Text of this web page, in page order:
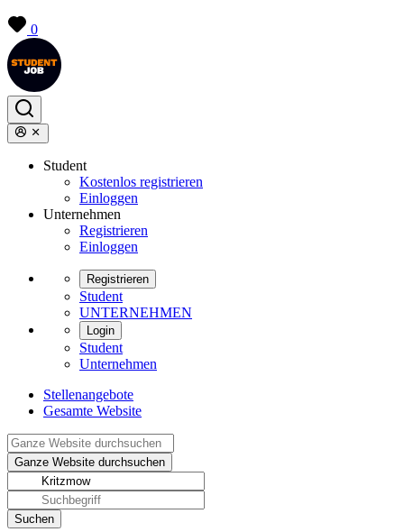
0
Student
Kostenlos registrieren
Einloggen
Unternehmen
Registrieren
Einloggen
Registrieren
Student
UNTERNEHMEN
Login
Student
Unternehmen
Stellenangebote
Gesamte Website